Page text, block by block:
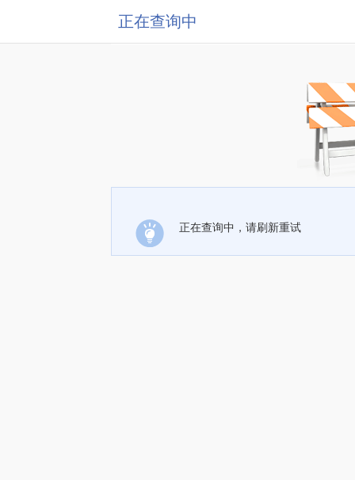
正在查询中
正在查询中，请刷新重试